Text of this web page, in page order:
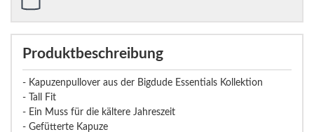
Produktbeschreibung
- Kapuzenpullover aus der Bigdude Essentials Kollektion
- Tall Fit
- Ein Muss für die kältere Jahreszeit
- Gefütterte Kapuze